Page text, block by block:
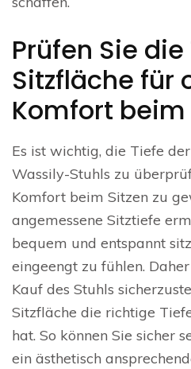
Prüfen Sie
Sitzfläche für
Komfort beim
Es ist wichtig, die Tiefe
Wassily-Stuhls zu
Komfort beim Sitzen zu
angemessene Sitztiefe
bequem und entspannt
eingeengt zu fühlen.
Kauf des Stuhls
Sitzfläche die richtige
hat. So können Sie sicher
ein ästhetisch